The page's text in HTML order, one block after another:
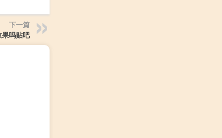
下一篇
吗贴吧